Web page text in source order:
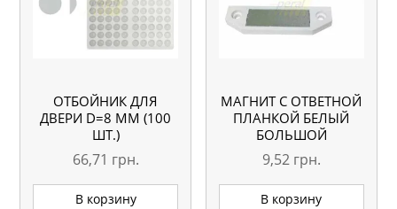
ОТБОЙНИК ДЛЯ
ДВЕРИ D=8 ММ (100
ШТ.)
66,71 грн.
В корзину
МАГНИТ С ОТВЕТНОЙ
ПЛАНКОЙ БЕЛЫЙ
БОЛЬШОЙ
9,52 грн.
В корзину